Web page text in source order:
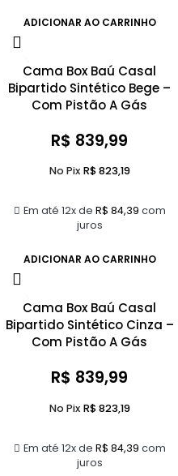
ADICIONAR AO CARRINHO
Cama Box Baú Casal
Bipartido Sintético Bege –
Com Pistão A Gás
R$ 839,99
Em até 12x de R$ 84,39 com
juros
No Pix R$823,19
ADICIONAR AO CARRINHO
Cama Box Baú Casal
Bipartido Sintético Cinza –
Com Pistão A Gás
R$ 839,99
Em até 12x de R$ 84,39 com
juros
No Pix R$823,19